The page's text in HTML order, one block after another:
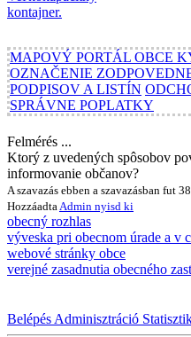
MAPOVÝ PORTÁL OBCE
OZNAČENIE
PODPISOV A LISTÍN
SPRÁVNE POPLATKY
Felmérés ...
Ktorý z uvedených spôsobov
informovanie občanov?
A szavazás ebben a szavazásban fut
HozzáadtaAdmin nyisd ki
obecný rozhlas
výveska pri obecnom úrade a v
webové stránky obce
verejné zasadnutia obecného
Belépés Adminisztráció